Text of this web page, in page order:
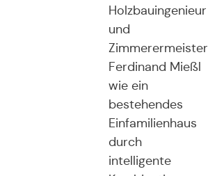
Holzbauingenieur
und
Zimmerermeister
Ferdinand Mießl
wie ein
bestehendes
Einfamilienhaus
durch
intelligente